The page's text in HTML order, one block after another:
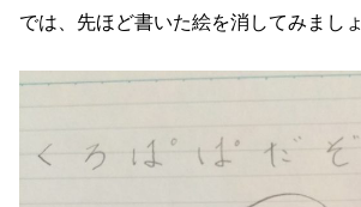
では、先ほど書いた絵を消してみましょ